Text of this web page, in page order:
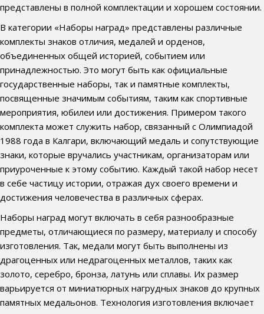
представлены в полной комплектации и хорошем состоянии.
В категории «Наборы наград» представлены различные
комплекты знаков отличия, медалей и орденов,
объединенных общей историей, событием или
принадлежностью. Это могут быть как официальные
государственные наборы, так и памятные комплекты,
посвященные значимым событиям, таким как спортивные
мероприятия, юбилеи или достижения. Примером такого
комплекта может служить набор, связанный с Олимпиадой
1988 года в Калгари, включающий медаль и сопутствующие
знаки, которые вручались участникам, организаторам или
приуроченные к этому событию. Каждый такой набор несет
в себе частицу истории, отражая дух своего времени и
достижения человечества в различных сферах.
Наборы наград могут включать в себя разнообразные
предметы, отличающиеся по размеру, материалу и способу
изготовления. Так, медали могут быть выполнены из
драгоценных или недрагоценных металлов, таких как
золото, серебро, бронза, латунь или сплавы. Их размер
варьируется от миниатюрных нагрудных знаков до крупных
памятных медальонов. Технология изготовления включает